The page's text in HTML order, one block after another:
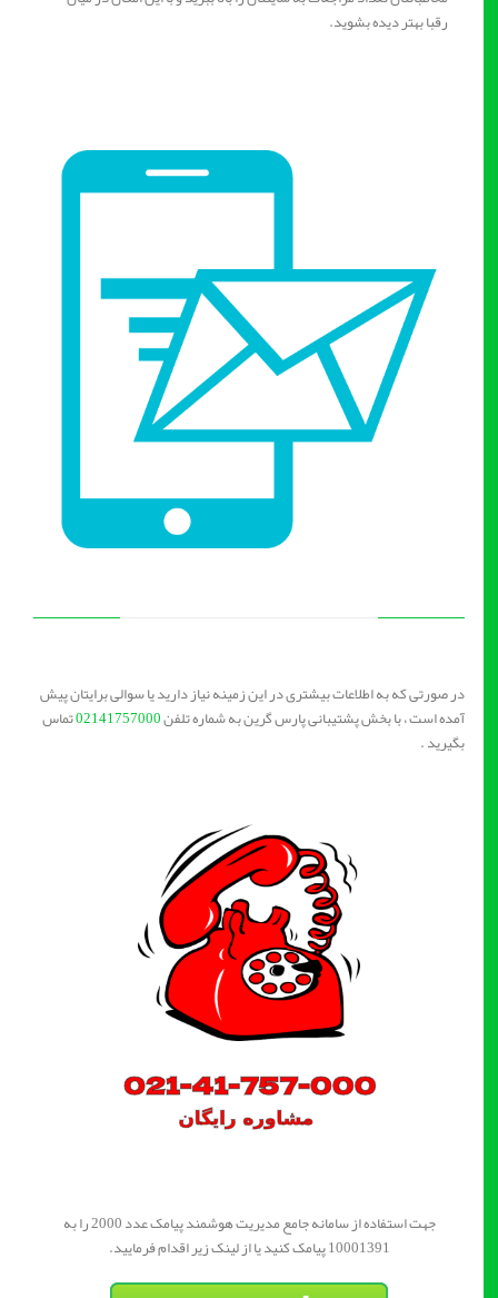
رقبا بهتر دیده بشوید.
در صورتی که به اطلاعات بیشتری در این زمینه نیاز دارید یا سوالی برایتان پیش
آمده است ، با بخش پشتیبانی پارس گرین به شماره تلفن02141757000تماس
بگیرید .
جهت استفاده از سامانه جامع مدیریت هوشمند پیامک عدد 2000 را به
10001391 پیامک کنید یا از لینک زیر اقدام فرمایید.